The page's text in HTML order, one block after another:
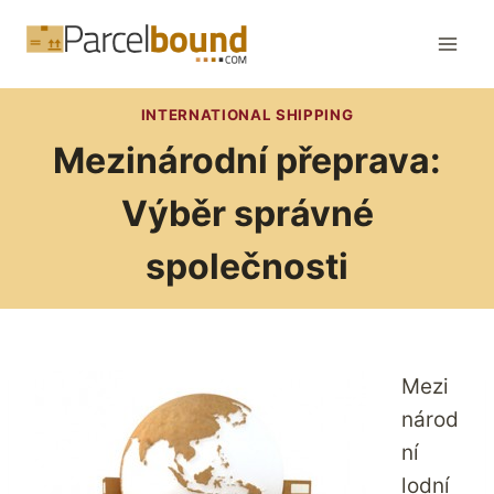
INTERNATIONAL SHIPPING
Mezinárodní přeprava:
Výběr správné
společnosti
Mezi
národ
ní
lodní